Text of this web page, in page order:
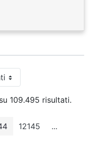
pagina
109.495 risultati.
Pagina
12145 ...Pagine